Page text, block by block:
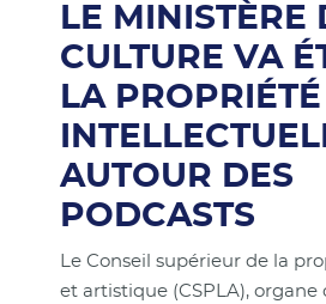
LE MINISTÈRE
CULTURE VA
LA PROPRIÉTÉ
AUTOUR DES
PODCASTS
Le Conseil supérieur de la
et artistique (CSPLA),